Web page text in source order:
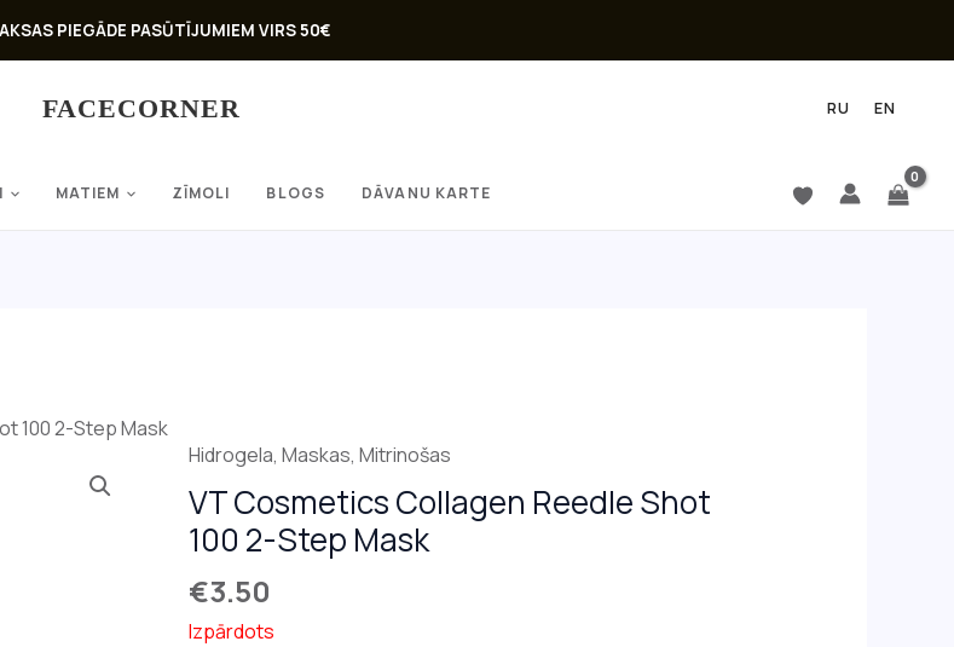
PIEGĀDE PASŪTĪJUMIEM VIRS 50€
FACECORNER RU EN
MATIEM ZĪMOLI BLOGS DĀVANU KARTE
100 2-Step Mask
Hidrogela,Maskas,Mitrinošas
VT Cosmetics Collagen Reedle Shot
100 2-Step Mask
€3.50
Izpārdots